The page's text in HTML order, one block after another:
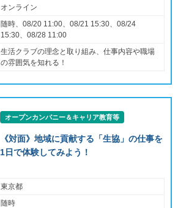
オンライン
随時、08/20 11:00、08/21 15:30、08/24
15:30、08/28 11:00
生活クラブの理念と取り組み、仕事内容や職場
の雰囲気を知れる！
オープンカンパニー＆キャリア教育等
《対面》地域に貢献する「生協」の仕事を
1日で体験してみよう！
東京都
随時